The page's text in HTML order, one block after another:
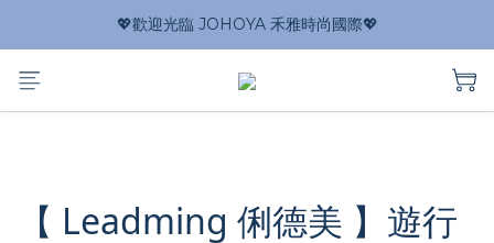
💖歡迎光臨 JOHOYA 禾雅時尚國際💖
【 Leadming 俐德美 】遊行